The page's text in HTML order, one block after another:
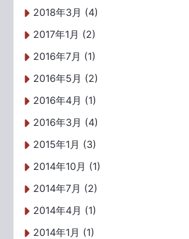
2018年3月 (4)
2017年1月 (2)
2016年7月 (1)
2016年5月 (2)
2016年4月 (1)
2016年3月 (4)
2015年1月 (3)
2014年10月 (1)
2014年7月 (2)
2014年4月 (1)
2014年1月 (1)